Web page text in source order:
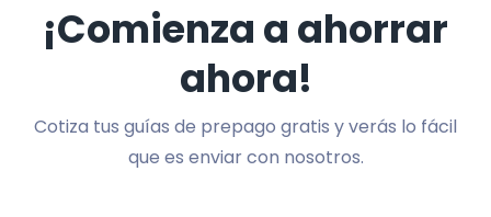
¡Comienza a ahorrar
ahora!
Cotiza tus guías de prepago gratis y verás lo fácil
que es enviar con nosotros.